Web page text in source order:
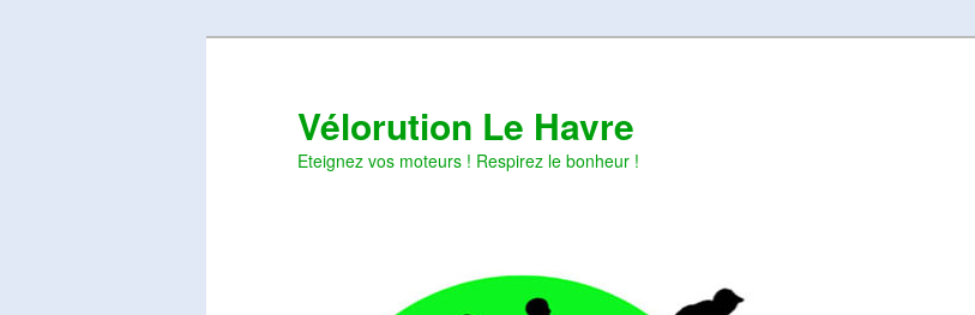
Vélorution Le Havre
Eteignez vos moteurs ! Respirez le bonheur !